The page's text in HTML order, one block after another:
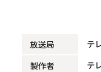
放送局
テ
製作者
テ